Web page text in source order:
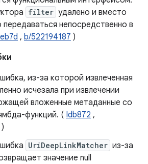
filter удалено и вместо
непосредственно в
, b/522194187 )
из-за которой извлеченная
исчезала при извлечении
вложенные метаданные со
функций. ( Idb872 ,
)
UriDeepLinkMatcher из-за
значение null